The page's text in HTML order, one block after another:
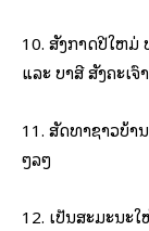
10. ສັງກາດປີໃຫມ່
ແລະ ບາສີ ສັງຄະເຈົ້
11. ສັດທາຊາວບ້
ໆລໆ
12. ເປັນສະມະນະ